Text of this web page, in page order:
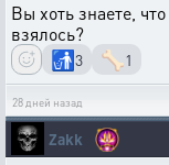
Вы хоть знаете,
взялось?
🚮3 🦴1
28 дней назад
Zakk